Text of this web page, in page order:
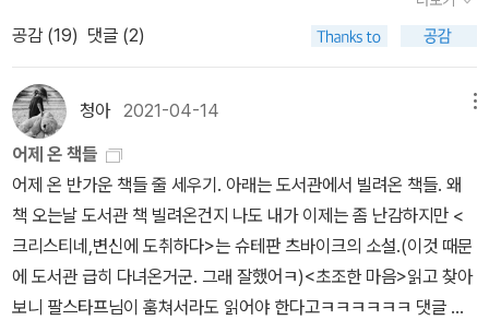
정신”(429), “내부의 모든것이 흐름과 역류, 썰물과 밀물을 지니고
있는 자기 자신을 가장 사랑하는 영혼”, “모든 것에 대한 영원한 긍
정”(431), “과거를 구제하고 일체의‘그랬었다 (it was)’를 “나는 그
렇게 되기를 원했다 (thus I willed it)!”로변형”시키는 구제를 행하
는 자 (436). 자신의 과거에 포함되어 있는 바그너는 혐오의 대상일
수 없지만, 자신의 주변에서 자신을괴롭히는 독일 제국과 (평등을 주
장하는) 여성은 지극한 혐오의대상이다. 니체가 인류의 운명을 어깨
에 짊어진 순간에도 독일인들은 그에게 불멸의 실수를 저지르고, 그
녀는 그를 비웃는다 (454-5). [여성과 페미니즘에 대한 니체의 이
장광설(384-6)을 어떻게이해해야 할까?]5. 비도덕주의자로서의 운
명Ecce Homo를자기변호로 읽는다면, 과연 니체는 자신의 무엇을
용을 글로 요약해서 정리한다.곧 다가오는 첫 번째 모임의 지정 도서
존재자로》, 마지막으로 11월과 12월에 진행될 예정인 모임 지정 도서
는 주디스 버틀러의 《위태로운 삶》이다. 이 책은 예전에 페미니즘 독
정하는 행위가 예기치 않게 폭로된다는 것이다. 자신의 실존과 그에
대한 좋은 뒷말 사이에 일치가 가능해야 한다면, 실존은 최고의 찬사
를 들을 정도로 스스로를 향상시켜야만 한다. 기회외 그 실현 사이를
중재하는 것은 “이기심“이다. 가장 오랫동안 비방받아온 이 단어 속
에는 인간의 최고 가능성들이 인식되지 않은 채 머물러 있다. 나중의
자화자찬은 자신의 변화과정에 대한 예감과 이기심의 완성을 자화상
안에 합친다. 즉 사람이 어떻게 변할지, 그가 누구인지가 그가 ‘나’라
는 우연을 포착함으로써 합쳐진다. ‘완벽한’ 자화상은 바로 그 순간에
‘실현’될 것이다. 208-209p 모든 가치의 전도; 디오게네스는 “미
쳐 날뛰는 소크라테스”의 재출현으로 평가되어야 한다는 것을 의식
했다. 그는 모든 고통이 지닌 가치의 전도를 추진했고, 이치를 따지기
만, 그대로 어떻게든 견디면서 살아가는 태도. 살아있음을 중요하게
비슷하게 느껴졌다. 실제로 니체는 소크라테스와 플라톤 철학을 비판
했다. 니체는 관념적인 이성과 영혼을 도덕적으로 유지하는 고대 철
학보다는 몸에서 우러나오는 욕망을 발현하는 철학을 선호했다. * 프
리드리히 니체, 김남우 옮김 《비극의 탄생》 (열린책들, 2014년)* 프
리드리히 니체, 박찬국 옮김 《비극의 탄생》 (아카넷, 2007년)* 프리
드리히 니체, 이진우 옮김 《비극의 탄생. 반시대적 고찰》 (책세상, 20
05년) * 프리드리히 니체, 박찬국 옮김 《이 사람을 보라》 (아카넷, 2
022년)* 프리드리히 니체, 이동용 옮김 《이 사람을 보라》 (세창출판
책이 책방 ‘직립보행’에 있다는 사실을 기억하고 있어서 책을 빌린 다
음에 바로 그쪽으로 향했다. 그 한 권의 책을 확인만 해보려고 책방에
간 거였는데‥… * 한강 《작별하지 않는다》 (문학동네, 2021)보행 쌤
이 읽고 있던 책은 한강의 소설 《작별하지 않는다》였다. 보행 쌤의 남
편인 책방지기가 무슨 책을 읽고 있는지 제대로 보지 못했다.
평점 4점 ★★★★ A-* 움베르토 에코 《추의 역사》
(열린책들, 2008)사실 내가 금요일에 주문한 책이 움베르토 에코(U
mberto Eco)의 《추의 역사》다. 예전에 몇 번 읽은 적이 있고 서평
도 썼는데, 결국 사게 됐다. 그냥 사고 싶어서 산 게 아니고, 서평을 쓰
0~1897)[주2], 아나톨 프랑스(Anatole France, 1844~1924),
어 《니체 입문》 (책세상, 2020)니체가 특별히 호감을 갖고 있는 프
랑스 문인은 기 드 모파상(Guy de Maupassant)이다. 니체는 자신
의 삶에서 가장 아름다운 우연에 해당하는 인물이 스탕달(Stendha
l)이라고 밝혔다. 그의 평가에 따르면 스탕달은 ‘프랑스에서 드물고
거의 발견되지 않는 유형의 정직한 무신론자’다. 그는 또 조르주 비제
(Georges Bizet)의 오페라 《카르멘》(Carmen)의 원작자인 프로스
페르 메리메(Prosper Merimee)에도 존경을 표했다. 니체는 지인에
게 보낸 편지에 비제의 《카르멘》을 네 번 들었다고 밝혔을 정도로 그
공감 (19) 댓글 (2)
청아2021-04-14
어제 온 책들
어제 온 반가운 책들 줄 세우기. 아래는 도서관에서 빌려온 책들. 왜
책 오는날 도서관 책 빌려온건지 나도 내가 이제는 좀 난감하지만 <
크리스티네,변신에 도취하다>는 슈테판 츠바이크의 소설.(이것 때문
에 도서관 급히 다녀온거군. 그래 잘했어ㅋ)<초조한 마음>읽고 찾아
보니 팔스타프님이 훔쳐서라도 읽어야 한다고ㅋㅋㅋㅋㅋㅋ 댓글 달